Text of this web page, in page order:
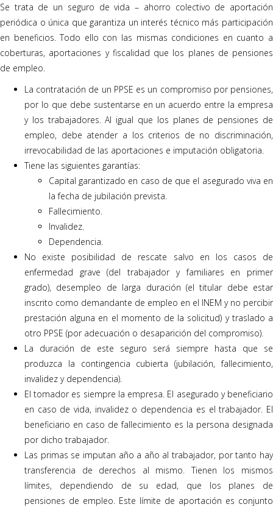
Se trata de un seguro de vida – ahorro colectivo de aportación
periódica o única que garantiza un interés técnico más participación
en beneficios. Todo ello con las mismas condiciones en cuanto a
coberturas, aportaciones y fiscalidad que los planes de pensiones
de empleo.
La contratación de un PPSE es un compromiso por pensiones,
por lo que debe sustentarse en un acuerdo entre la empresa
y los trabajadores. Al igual que los planes de pensiones de
empleo, debe atender a los criterios de no discriminación,
irrevocabilidad de las aportaciones e imputación obligatoria.
Tiene las siguientes garantías:
Capital garantizado en caso de que el asegurado viva en
la fecha de jubilación prevista.
Fallecimiento.
Invalidez.
Dependencia.
No existe posibilidad de rescate salvo en los casos de
enfermedad grave (del trabajador y familiares en primer
grado), desempleo de larga duración (el titular debe estar
inscrito como demandante de empleo en el INEM y no percibir
prestación alguna en el momento de la solicitud) y traslado a
otro PPSE (por adecuación o desaparición del compromiso).
La duración de este seguro será siempre hasta que se
produzca la contingencia cubierta (jubilación, fallecimiento,
invalidez y dependencia).
El tomador es siempre la empresa. El asegurado y beneficiario
en caso de vida, invalidez o dependencia es el trabajador. El
beneficiario en caso de fallecimiento es la persona designada
por dicho trabajador.
Las primas se imputan año a año al trabajador, por tanto hay
transferencia de derechos al mismo. Tienen los mismos
límites, dependiendo de su edad, que los planes de
pensiones de empleo. Este límite de aportación es conjunto